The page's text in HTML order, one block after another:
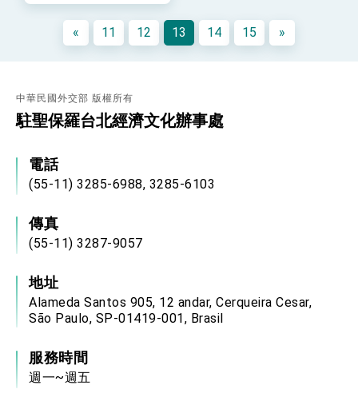
年談話
總統主持「守護民主台灣國安行動方案」記者
會 強調以實力守護台海和平 以決心掌握國家
團結 迎風轉型 穩健前行
賴總統就職演說影片
外交部重要言論
« 11 12 13 14 15 »
中華民國外交部 版權所有
駐聖保羅台北經濟文化辦事處
電話
(55-11) 3285-6988, 3285-6103
傳真
(55-11) 3287-9057
地址
Alameda Santos 905, 12 andar, Cerqueira Cesar,
São Paulo, SP-01419-001, Brasil
服務時間
週一~週五